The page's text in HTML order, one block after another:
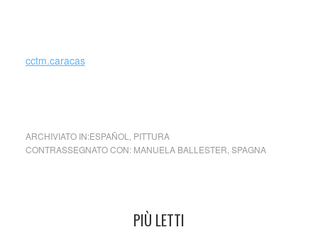
cctm.caracas
ARCHIVIATO IN:ESPAÑOL
PITTURA
CONTRASSEGNATO CON: MANUELA BALLESTER SPAGNA
PIÙ LETTI